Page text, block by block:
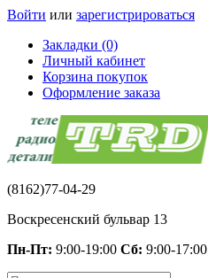
Войти или зарегистрироваться
Закладки (0)
Личный кабинет
Корзина покупок
Оформление заказа
(8162)77-04-29
Воскресенский бульвар 13
Пн-Пт: 9:00-19:00 Сб: 9:00-17:00